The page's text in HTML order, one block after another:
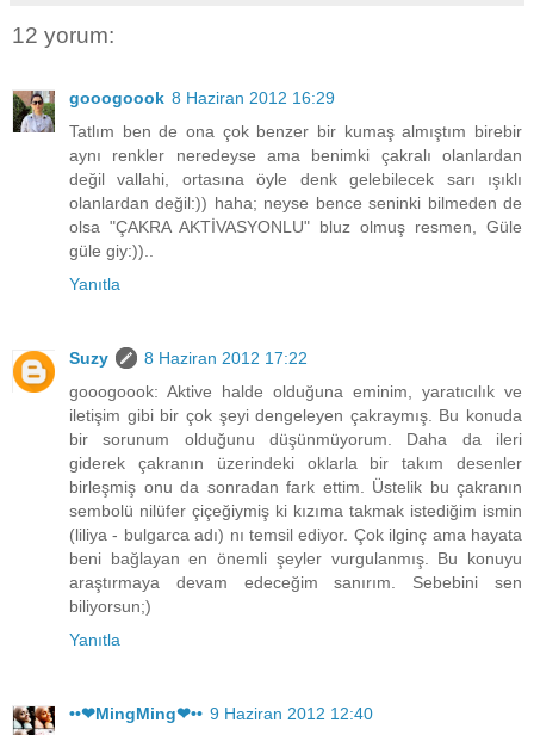
12 yorum:
gooogoook 8 Haziran 2012 16:29
Tatlım ben de ona çok benzer bir kumaş almıştım birebir
aynı renkler neredeyse ama benimki çakralı olanlardan
değil vallahi, ortasına öyle denk gelebilecek sarı ışıklı
olanlardan değil:)) haha; neyse bence seninki bilmeden de
olsa "ÇAKRA AKTİVASYONLU" bluz olmuş resmen, Güle
güle giy:))..
Yanıtla
Suzy
8 Haziran 2012 17:22
gooogoook: Aktive halde olduğuna eminim, yaratıcılık ve
iletişim gibi bir çok şeyi dengeleyen çakraymış. Bu konuda
bir sorunum olduğunu düşünmüyorum. Daha da ileri
giderek çakranın üzerindeki oklarla bir takım desenler
birleşmiş onu da sonradan fark ettim. Üstelik bu çakranın
sembolü nilüfer çiçeğiymiş ki kızıma takmak istediğim ismin
(liliya - bulgarca adı) nı temsil ediyor. Çok ilginç ama hayata
beni bağlayan en önemli şeyler vurgulanmış. Bu konuyu
araştırmaya devam edeceğim sanırım. Sebebini sen
biliyorsun;)
Yanıtla
••❤MingMing❤•• 9 Haziran 2012 12:40